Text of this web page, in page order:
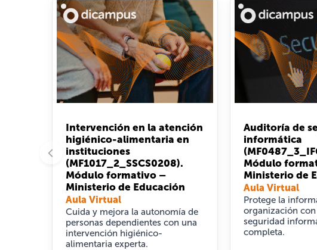
Intervención en la atención
higiénico-alimentaria en
instituciones
(MF1017_2_SSCS0208).
Módulo formativo –
Ministerio de Educación
Aula Virtual
Cuida y mejora la autonomía de
personas dependientes con una
intervención higiénico-
alimentaria experta.
Auditoría de
informática
Módulo
Ministerio de
Aula Virtual
Protege la
organización
seguridad
completa.